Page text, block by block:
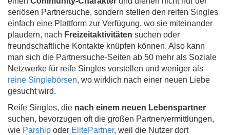
seriösen Partnersuche, sondern stellen den reifen Singles
einfach eine Plattform zur Verfügung, wo sie miteinander
plaudern, nach Freizeitaktivitäten suchen oder
freundschaftliche Kontakte knüpfen können. Also kann
man sich die Partnersuche-Seiten ab 50 mehr als Soziale
Netzwerke für reife Singles vorstellen und weniger als
reine Singlebörsen, wo wirklich nach einer neuen Liebe
gesucht wird.
Reife Singles, die nach einem neuen Lebenspartner
suchen, bevorzugen oft die großen Partnervermittlungen,
wie Parship oder ElitePartner, weil die Nutzer dort